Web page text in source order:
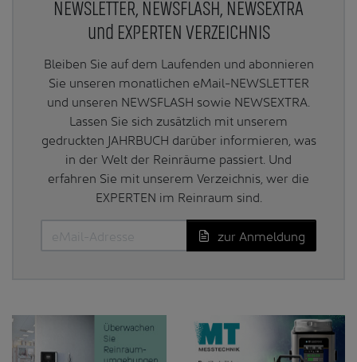
NEWSLETTER, NEWSFLASH, NEWSEXTRA
und EXPERTEN VERZEICHNIS
Bleiben Sie auf dem Laufenden und abonnieren
Sie unseren monatlichen eMail-NEWSLETTER
und unseren NEWSFLASH sowie NEWSEXTRA.
Lassen Sie sich zusätzlich mit unserem
gedruckten JAHRBUCH darüber informieren, was
in der Welt der Reinräume passiert. Und
erfahren Sie mit unserem Verzeichnis, wer die
EXPERTEN im Reinraum sind.
zur Anmeldung